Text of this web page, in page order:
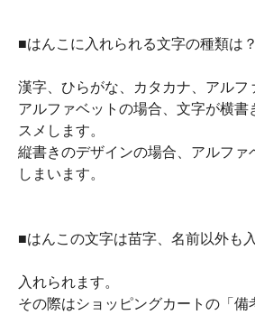
■はんこに入れられる文字の種類は？
漢字、ひらがな、カタカナ、アルフ
アルファベットの場合、文字が横書
スメします。
縦書きのデザインの場合、アルファ
しまいます。
■はんこの文字は苗字、名前以外も
入れられます。
その際はショッピングカートの「備